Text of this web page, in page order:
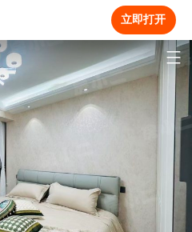
立即打开